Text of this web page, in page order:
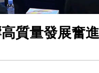
質量發展大會 奏響高質量發展